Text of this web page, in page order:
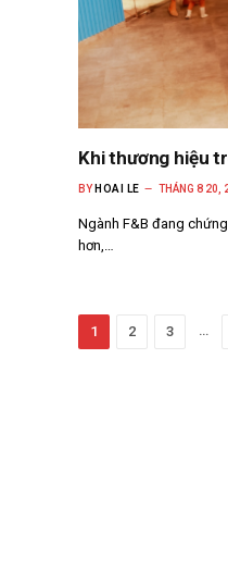
Khi thương hiệu
BY HOAI LE THÁNG 8 20,
Ngành F&B đang
hơn,…
1 2 3